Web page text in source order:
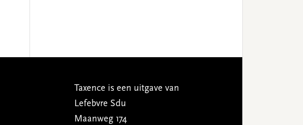
Taxence is een uitgave van
Lefebvre Sdu
Maanweg 174